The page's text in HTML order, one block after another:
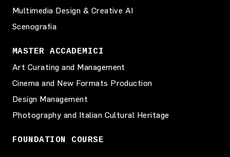
Multimedia Design & Creative AI
Scenografia
MASTER ACCADEMICI
Art Curating and Management
Cinema and New Formats Production
Design Management
Photography and Italian Cultural Heritage
FOUNDATION COURSE